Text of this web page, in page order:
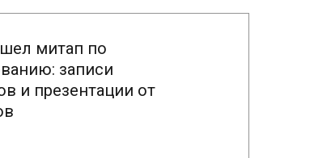
митап по
записи
и презентации от